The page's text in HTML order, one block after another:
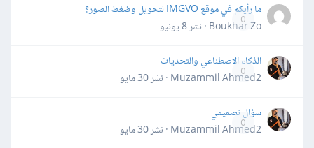
0
ما رأيكم في موقع IMGVO لتحويل وضغط الصور؟
Boukhar Zo · نشر
8 يونيو
0
الذكاء الاصطناعي والتحديات
Muzammil Ahmed2 · نشر
30 مايو
0
سؤال تصميمي
Muzammil Ahmed2 · نشر
30 مايو